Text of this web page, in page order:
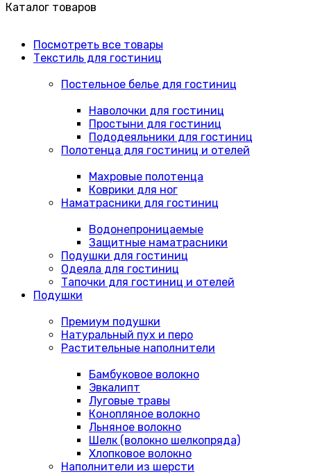
Каталог товаров
Посмотреть все товары
Текстиль для гостиниц
Постельное белье для гостиниц
Наволочки для гостиниц
Простыни для гостиниц
Пододеяльники для гостиниц
Полотенца для гостиниц и отелей
Махровые полотенца
Коврики для ног
Наматрасники для гостиниц
Водонепроницаемые
Защитные наматрасники
Подушки для гостиниц
Одеяла для гостиниц
Тапочки для гостиниц и отелей
Подушки
Премиум подушки
Натуральный пух и перо
Растительные наполнители
Бамбуковое волокно
Эвкалипт
Луговые травы
Конопляное волокно
Льняное волокно
Шелк (волокно шелкопряда)
Хлопковое волокно
Наполнители из шерсти